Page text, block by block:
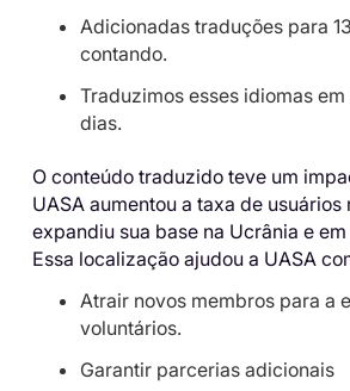
Adicionadas traduções para
contando.
Traduzimos esses idiomas
dias.
O conteúdo traduzido teve um
UASA aumentou a taxa de usuários
expandiu sua base na Ucrânia e
Essa localização ajudou a UASA
Atrair novos membros para a
voluntários.
Garantir parcerias adicionais